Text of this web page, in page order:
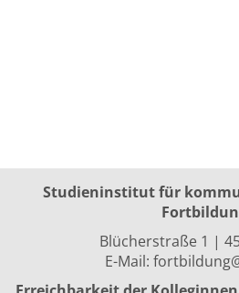
Studieninstitut für
Blücherstraße 1 |
E-Mail: